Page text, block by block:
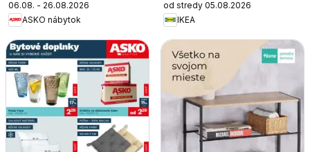
06.08. - 26.08.2026
ASKO nábytok
od stredy 05.08.2026
IKEA